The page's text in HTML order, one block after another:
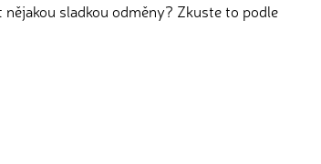
sladkou odměny? Zkuste to podle